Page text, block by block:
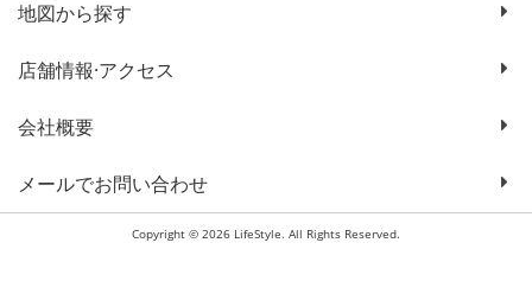
地図から探す
店舗情報·アクセス
会社概要
メールでお問い合わせ
Copyright © 2026 LifeStyle. All Rights Reserved.